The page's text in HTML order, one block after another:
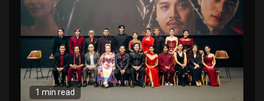
1 min read